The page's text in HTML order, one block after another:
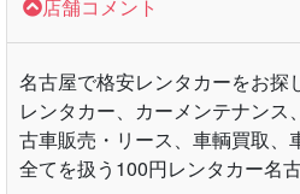
店舗コメント
名古屋で格安レンタカーをお探
レンタカー、カーメンテナンス
古車販売・リース、車輌買取、
全てを扱う100円レンタカー名